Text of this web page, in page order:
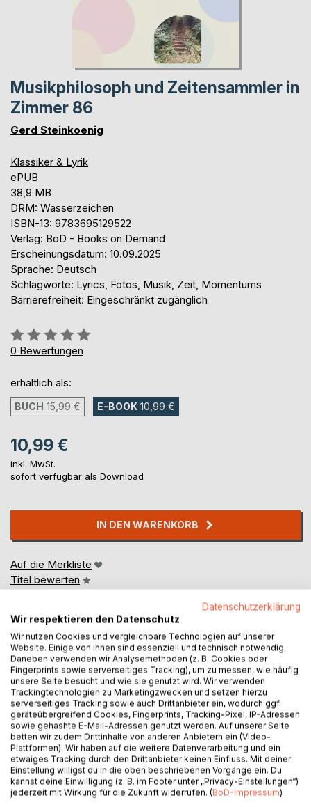
Musikphilosoph und Zeitensammler in
Zimmer 86
Gerd Steinkoenig
Klassiker & Lyrik
ePUB
38,9 MB
DRM: Wasserzeichen
ISBN-13: 9783695129522
Verlag: BoD - Books on Demand
Erscheinungsdatum: 10.09.2025
Sprache: Deutsch
Schlagworte: Lyrics, Fotos, Musik, Zeit, Momentums
Barrierefreiheit: Eingeschränkt zugänglich
Bewertung::
0%
0 Bewertungen
erhältlich als:
BUCH 15,99 € E-BOOK 10,99 €
10,99 €
inkl. MwSt.
sofort verfügbar als Download
IN DEN WARENKORB
Auf die Merkliste
Titel bewerten
BESCHREIBUNG
Gerd Steinkoenig und sein 86. Buch! Mit The Rise And Fall
Of Rock n Roll 1955 - 2025, Little Best Fotos in 3 Kapiteln,
Klimbim 1973, Nur noch Idioten zu 80 %, Musikvielfalt,
Fotos von 2 Lieblingsbäumen, der unscheinbare
Klimaschützer Moos, Goethe, BRAVO-Hits aus 1980 &
1983, Zimmer 86, Genießen Sie das Altern, Kate Bush,
Datenschutzerklärung
Wir respektieren den Datenschutz
Wir nutzen Cookies und vergleichbare Technologien auf unserer
Website. Einige von ihnen sind essenziell und technisch notwendig.
Daneben verwenden wir Analysemethoden (z. B. Cookies oder
Fingerprints sowie serverseitiges Tracking), um zu messen, wie häufig
unsere Seite besucht und wie sie genutzt wird. Wir verwenden
Trackingtechnologien zu Marketingzwecken und setzen hierzu
serverseitiges Tracking sowie auch Drittanbieter ein, wodurch ggf.
geräteübergreifend Cookies, Fingerprints, Tracking-Pixel, IP-Adressen
sowie gehashte E-Mail-Adressen genutzt werden. Auf unserer Seite
betten wir zudem Drittinhalte von anderen Anbietern ein (Video-
Plattformen). Wir haben auf die weitere Datenverarbeitung und ein
etwaiges Tracking durch den Drittanbieter keinen Einfluss. Mit deiner
Einstellung willigst du in die oben beschriebenen Vorgänge ein. Du
kannst deine Einwilligung (z. B. im Footer unter „Privacy-Einstellungen“)
jederzeit mit Wirkung für die Zukunft widerrufen. (BoD-Impressum)